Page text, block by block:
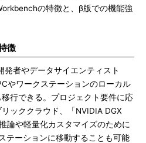
の特徴と、β版での機能強
徴
者やデータサイエンティスト
やワークステーションのローカル
行できる。プロジェクト要件に応
ッククラウド、「NVIDIA DGX
論や軽量化カスタマイズのために
テーションに移動することも可能